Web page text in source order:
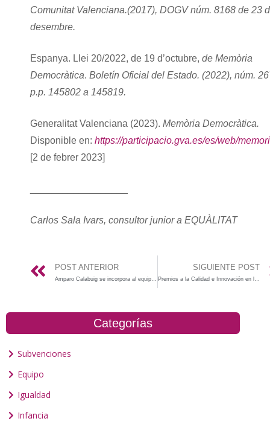
Comunitat Valenciana.(2017), DOGV núm. 8168 de 23
desembre.
Espanya. Llei 20/2022, de 19 d’octubre, de Memòria
Democràtica. Boletín Oficial del Estado. (2022), núm.
p.p. 145802 a 145819.
Generalitat Valenciana (2023). Memòria Democràtica.
Disponible en: https://participacio.gva.es/es/web/
[2 de febrer 2023]
Carlos Sala Ivars, consultor junior a EQUÀLITAT
POST ANTERIOR SIGUIENTE POST
Categorías
Subvenciones
Equipo
Igualdad
Infancia